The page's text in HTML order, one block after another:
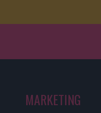
MARKETING